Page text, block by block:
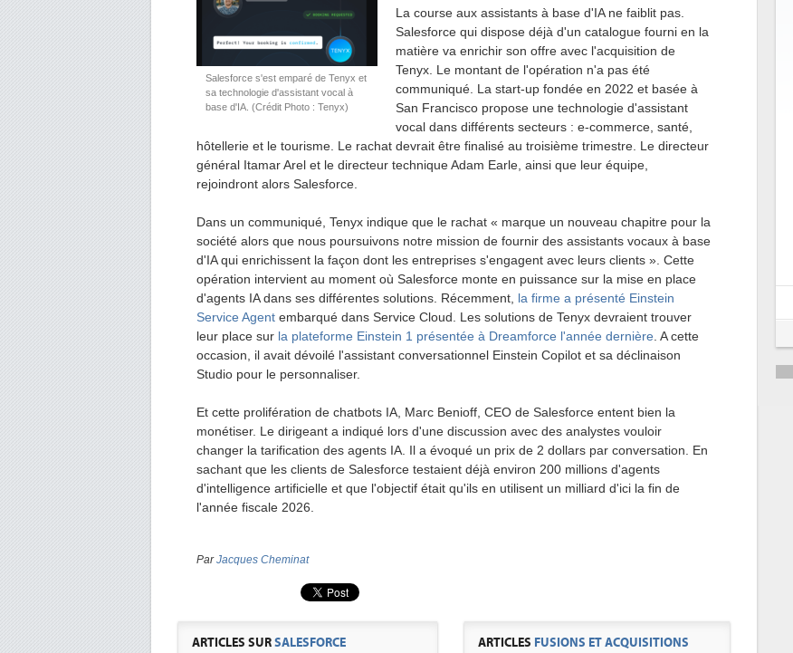
Salesforce s'est emparé de Tenyx et
sa technologie d'assistant vocal à
base d'IA. (Crédit Photo : Tenyx)
La course aux assistants à base d'IA ne faiblit pas.
Salesforce qui dispose déjà d'un catalogue fourni en la
matière va enrichir son offre avec l'acquisition de
Tenyx. Le montant de l'opération n'a pas été
communiqué. La start-up fondée en 2022 et basée à
San Francisco propose une technologie d'assistant
vocal dans différents secteurs : e-commerce, santé,
hôtellerie et le tourisme. Le rachat devrait être finalisé au troisième trimestre. Le directeur
général Itamar Arel et le directeur technique Adam Earle, ainsi que leur équipe,
rejoindront alors Salesforce.
Dans un communiqué, Tenyx indique que le rachat « marque un nouveau chapitre pour la
société alors que nous poursuivons notre mission de fournir des assistants vocaux à base
d'IA qui enrichissent la façon dont les entreprises s'engagent avec leurs clients ». Cette
opération intervient au moment où Salesforce monte en puissance sur la mise en place
d'agents IA dans ses différentes solutions. Récemment, la firme a présenté Einstein
Service Agent embarqué dans Service Cloud. Les solutions de Tenyx devraient trouver
leur place sur la plateforme Einstein 1 présentée à Dreamforce l'année dernière . A cette
occasion, il avait dévoilé l'assistant conversationnel Einstein Copilot et sa déclinaison
Studio pour le personnaliser.
Et cette prolifération de chatbots IA, Marc Benioff, CEO de Salesforce entent bien la
monétiser. Le dirigeant a indiqué lors d'une discussion avec des analystes vouloir
changer la tarification des agents IA. Il a évoqué un prix de 2 dollars par conversation. En
sachant que les clients de Salesforce testaient déjà environ 200 millions d'agents
d'intelligence artificielle et que l'objectif était qu'ils en utilisent un milliard d'ici la fin de
l'année fiscale 2026.
ParJacques Cheminat
ARTICLES SURSALESFORCE ARTICLES FUSIONS ET ACQUISITIONS